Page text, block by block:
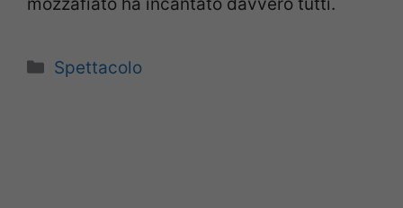
mozzafiato ha incantato davvero tutti.
Categorie
Spettacolo